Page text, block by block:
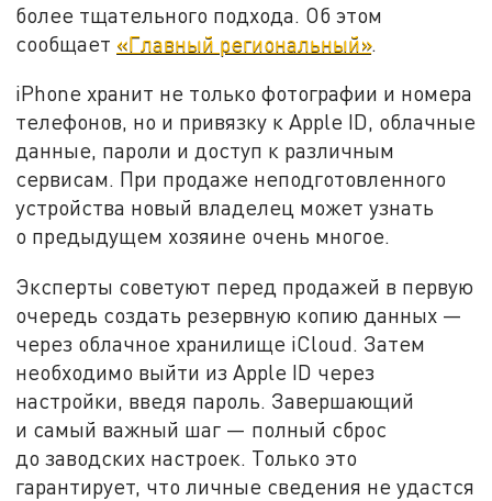
более тщательного подхода. Об этом
сообщает «Главный региональный».
iPhone хранит не только фотографии и номера
телефонов, но и привязку к Apple ID, облачные
данные, пароли и доступ к различным
сервисам. При продаже неподготовленного
устройства новый владелец может узнать
о предыдущем хозяине очень многое.
Эксперты советуют перед продажей в первую
очередь создать резервную копию данных —
через облачное хранилище iCloud. Затем
необходимо выйти из Apple ID через
настройки, введя пароль. Завершающий
и самый важный шаг — полный сброс
до заводских настроек. Только это
гарантирует, что личные сведения не удастся